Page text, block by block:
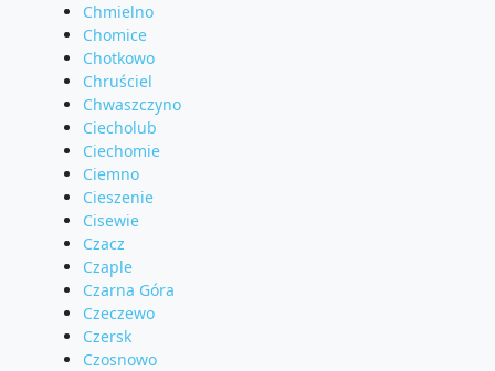
Chmielno
Chomice
Chotkowo
Chruściel
Chwaszczyno
Ciecholub
Ciechomie
Ciemno
Cieszenie
Cisewie
Czacz
Czaple
Czarna Góra
Czeczewo
Czersk
Czosnowo